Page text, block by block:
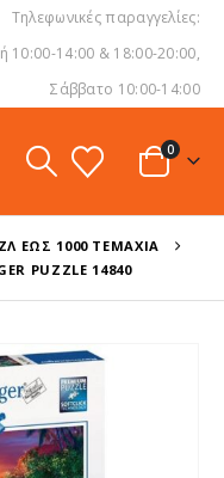
Τηλεφωνικές παραγγελίες:
10:00-14:00 & 18:00-20:00,
Σάββατο 10:00-14:00
0
ΈΩΣ 1000 ΤΕΜΆΧΙΑ
PUZZLE 14840